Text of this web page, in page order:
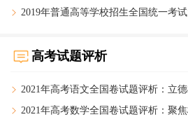
2019年普通高等学校招生全国统一考试
高考试题评析
2021年高考语文全国卷试题评析： 立德
2021年高考数学全国卷试题评析： 聚